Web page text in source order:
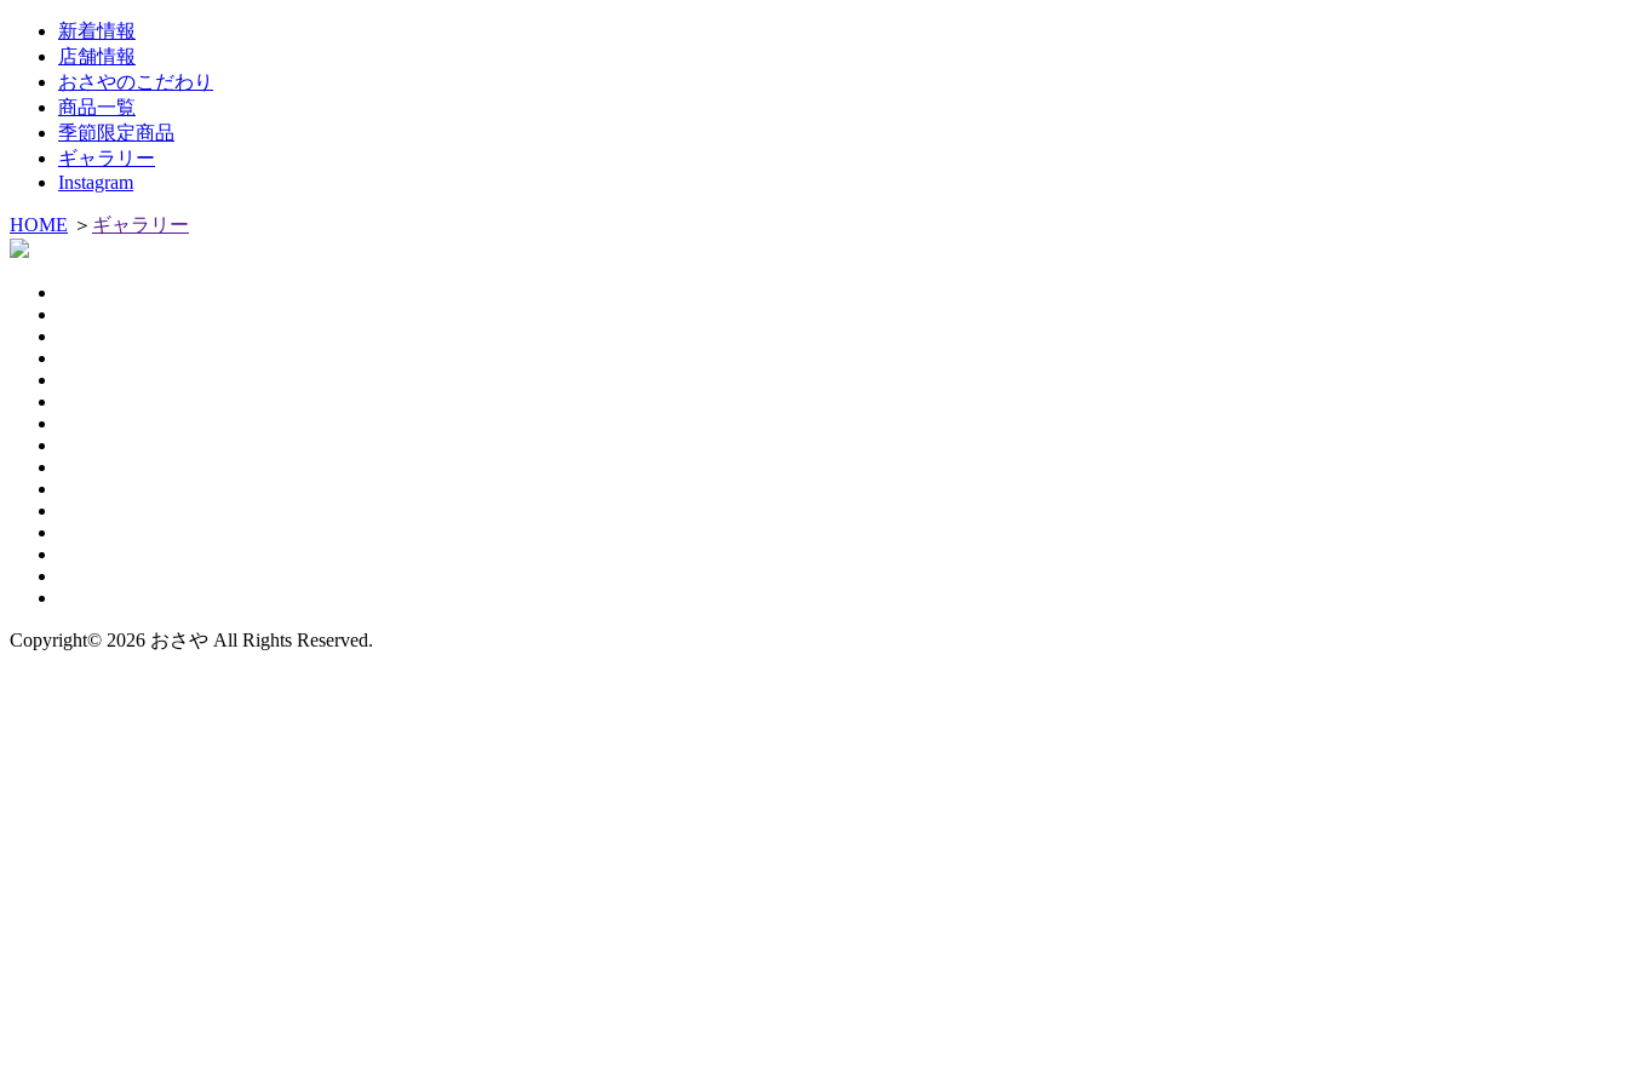
新着情報
店舗情報
おさやのこだわり
商品一覧
季節限定商品
ギャラリー
Instagram
HOME ＞ ギャラリー
Copyright© 2026 おさや All Rights Reserved.